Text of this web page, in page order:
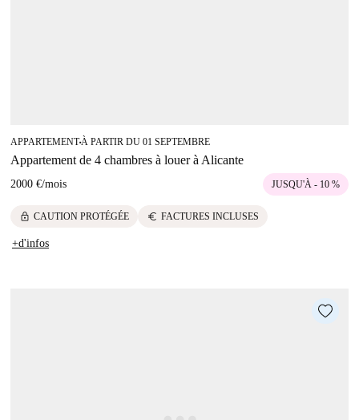
APPARTEMENT■À PARTIR DU 01 SEPTEMBRE
Appartement de 4 chambres à louer à Alicante
2000 €/mois JUSQU'À - 10 %
lock CAUTION PROTÉGÉE euro FACTURES INCLUSES
+d'infos